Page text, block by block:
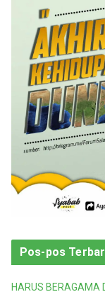
Pos-pos
HARUS BERAGAMA